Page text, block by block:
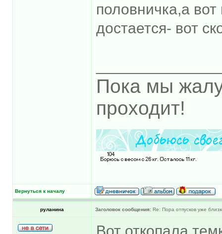
половничка,а
достается- вот
Пока мы
проходит!
Вернуться к началу
руланина Заголовок сообщения: Re: Пора отпусков уже
Вот откопала